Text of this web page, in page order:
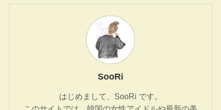
SooRi
はじめまして、SooRi です。